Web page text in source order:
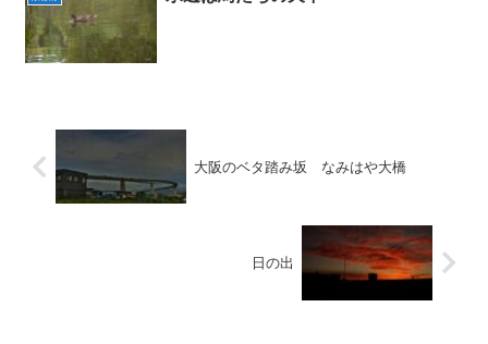
大阪のベタ踏み坂 なみはや大橋
日の出